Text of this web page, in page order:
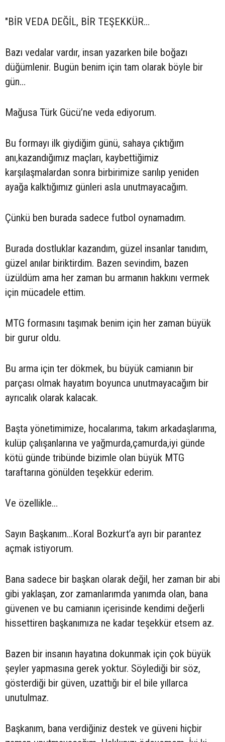
"BİR VEDA DEĞİL, BİR TEŞEKKÜR…
Bazı vedalar vardır, insan yazarken bile boğazı
düğümlenir. Bugün benim için tam olarak böyle bir
gün…
Mağusa Türk Gücü’ne veda ediyorum.
Bu formayı ilk giydiğim günü, sahaya çıktığım
anı,kazandığımız maçları, kaybettiğimiz
karşılaşmalardan sonra birbirimize sarılıp yeniden
ayağa kalktığımız günleri asla unutmayacağım.
Çünkü ben burada sadece futbol oynamadım.
Burada dostluklar kazandım, güzel insanlar tanıdım,
güzel anılar biriktirdim. Bazen sevindim, bazen
üzüldüm ama her zaman bu armanın hakkını vermek
için mücadele ettim.
MTG formasını taşımak benim için her zaman büyük
bir gurur oldu.
Bu arma için ter dökmek, bu büyük camianın bir
parçası olmak hayatım boyunca unutmayacağım bir
ayrıcalık olarak kalacak.
Başta yönetimimize, hocalarıma, takım arkadaşlarıma,
kulüp çalışanlarına ve yağmurda,çamurda,iyi günde
kötü günde tribünde bizimle olan büyük MTG
taraftarına gönülden teşekkür ederim.
Ve özellikle…
Sayın Başkanım...Koral Bozkurt’a ayrı bir parantez
açmak istiyorum.
Bana sadece bir başkan olarak değil, her zaman bir abi
gibi yaklaşan, zor zamanlarımda yanımda olan, bana
güvenen ve bu camianın içerisinde kendimi değerli
hissettiren başkanımıza ne kadar teşekkür etsem az.
Bazen bir insanın hayatına dokunmak için çok büyük
şeyler yapmasına gerek yoktur. Söylediği bir söz,
gösterdiği bir güven, uzattığı bir el bile yıllarca
unutulmaz.
Başkanım, bana verdiğiniz destek ve güveni hiçbir